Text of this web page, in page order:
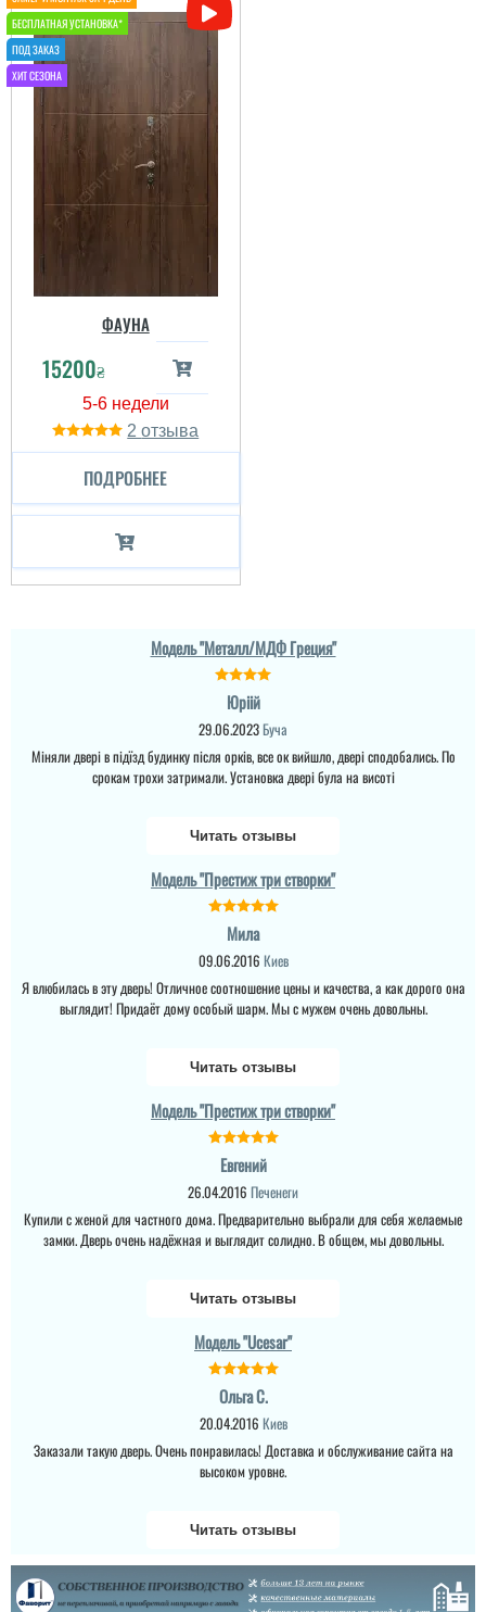
ФАУНА
15200₴
2
ПОДРОБНЕЕ
Модель "Металл/МДФ Греция"
Юріій
29.06.2023Буча
Міняли двері в підїзд будинку після орків, все ок вийшло, двері сподобались. По
срокам трохи затримали. Установка двері була на висоті
Читать отзывы
Модель "Престиж три створки"
Мила
09.06.2016 Киев
Я влюбилась в эту дверь! Отличное соотношение цены и качества, а как дорого она
выглядит! Придаёт дому особый шарм. Мы с мужем очень довольны.
Читать отзывы
Модель "Престиж три створки"
Евгений
26.04.2016 Печенеги
Купили с женой для частного дома. Предварительно выбрали для себя желаемые
замки. Дверь очень надёжная и выглядит солидно. В общем, мы довольны.
Читать отзывы
Модель "Ucesar"
Ольга С.
20.04.2016 Киев
Заказали такую дверь. Очень понравилась! Доставка и обслуживание сайта на
высоком уровне.
Читать отзывы